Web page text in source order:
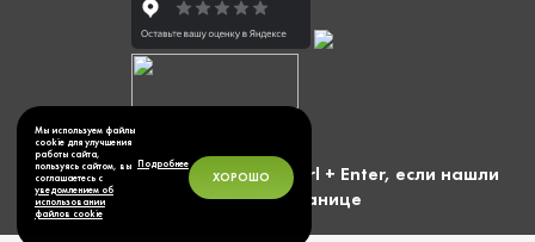
Мы используем файлы
cookie для улучшения
работы сайта,
пользуясь сайтом, вы
соглашаетесь с
уведомлением об
использовании
файлов cookie
Подробнее
ХОРОШО
Выделите фразу и нажмите Ctrl + Enter, если нашли
ошибку на странице